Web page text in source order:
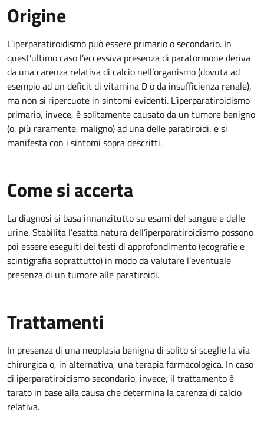
Origine
L’iperparatiroidismo può essere primario o secondario. In
quest’ultimo caso l’eccessiva presenza di paratormone deriva
da una carenza relativa di calcio nell’organismo (dovuta ad
esempio ad un deficit di vitamina D o da insufficienza renale),
ma non si ripercuote in sintomi evidenti. L’iperparatiroidismo
primario, invece, è solitamente causato da un tumore benigno
(o, più raramente, maligno) ad una delle paratiroidi, e si
manifesta con i sintomi sopra descritti.
Come si accerta
La diagnosi si basa innanzitutto su esami del sangue e delle
urine. Stabilita l’esatta natura dell’iperparatiroidismo possono
poi essere eseguiti dei testi di approfondimento (ecografie e
scintigrafia soprattutto) in modo da valutare l’eventuale
presenza di un tumore alle paratiroidi.
Trattamenti
In presenza di una neoplasia benigna di solito si sceglie la via
chirurgica o, in alternativa, una terapia farmacologica. In caso
di iperparatiroidismo secondario, invece, il trattamento è
tarato in base alla causa che determina la carenza di calcio
relativa.